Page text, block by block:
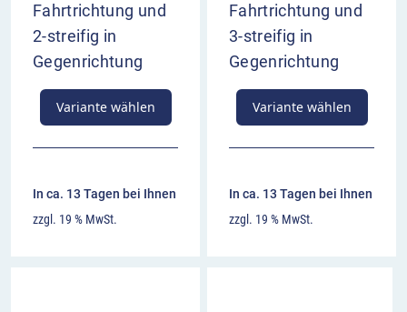
Fahrtrichtung und
2-streifig in
Gegenrichtung
Variante wählen
In ca. 13 Tagen bei Ihnen
zzgl. 19 % MwSt.
Fahrtrichtung und
3-streifig in
Gegenrichtung
Variante wählen
In ca. 13 Tagen bei Ihnen
zzgl. 19 % MwSt.